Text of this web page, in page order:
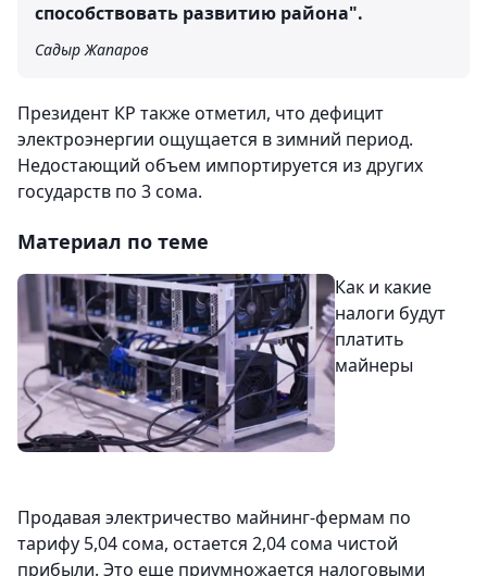
способствовать развитию района".
Садыр Жапаров
Президент КР также отметил, что дефицит
электроэнергии ощущается в зимний период.
Недостающий объем импортируется из других
государств по 3 сома.
Материал по теме
Как и какие
налоги будут
платить
майнеры
Продавая электричество майнинг-фермам по
тарифу 5,04 сома, остается 2,04 сома чистой
прибыли. Это еще приумножается налоговыми